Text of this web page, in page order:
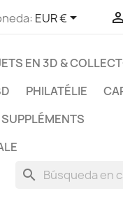
EUR € 
EN 3D &
PHILATÉLIE
search